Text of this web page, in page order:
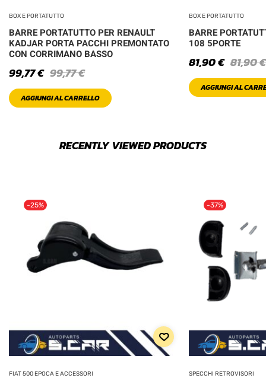
BOX E PORTATUTTO
BARRE PORTATUTTO PER RENAULT
KADJAR PORTA PACCHI PREMONTATO
CON CORRIMANO BASSO
99,77€
99,77€
AGGIUNGI AL CARRELLO
BOX E PORTATUTTO
BARRE
108 5PORTE
81,90€
81,90€
AGGIUNGI AL
RECENTLY VIEWED PRODUCTS
-25%
FIAT 500 EPOCA E ACCESSORI
-37%
SPECCHI RETROVISORI